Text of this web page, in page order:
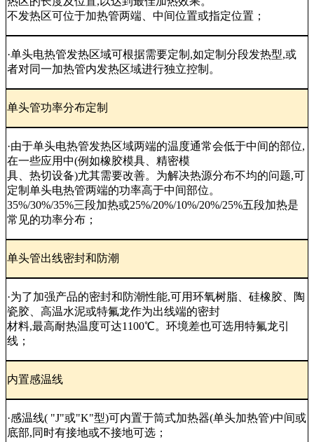
不发热区可位于加热管两端、中间位置或指定位置；
·单头电热管发热区域可根据需要定制,如定制分段发热型,或
者对同一加热管内发热区域进行独立控制。
单头管功率分布定制
·由于单头电热管发热区域两端的温度通常会低于中间的部位,
在一些应用中(例如橡胶模具、精密模
具、热切设备)尤其需要改善。为解决热源分布不均的问题,可
定制单头电热管两端的功率高于中间部位。
35%/30%/35%三段加热或25%/20%/10%/20%/25%五段加热是
常见的功率分布；
单头管出线密封和防潮
·为了加强产品的密封和防潮性能,可用环氧树脂、硅橡胶、陶
瓷胶、高温水泥或特氟龙作为出线端的密封
材料,最高耐热温度可达1100℃。环境差也可选用特氟龙引
线；
内置感温线
·感温线( "J"或"K"型)可内置于筒式加热器(单头加热管)中间或
底部,同时有接地或不接地可选；